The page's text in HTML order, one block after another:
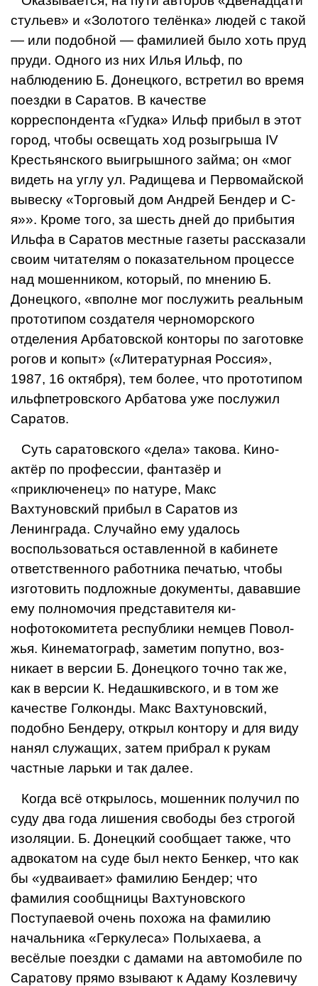
стульев» и «Золотого телёнка» людей с такой
— или подобной — фа­милией было хоть пруд
пруди. Одного из них Илья Ильф, по
наблюдению Б. Донецкого, встретил во время
поездки в Саратов. В качестве
корреспондента «Гудка» Ильф прибыл в этот
город, чтобы освещать ход розыгрыша IV
Крестьянского выигрышного займа; он «мог
видеть на углу ул. Радищева и Первомайской
вывеску «Торго­вый дом Андрей Бендер и С-
я»». Кроме того, за шесть дней до прибытия
Ильфа в Саратов местные газеты рассказали
сво­им читателям о показательном процессе
над мошенником, который, по мнению Б.
Донецкого, «вполне мог послужить реаль­ным
прототипом создателя черноморско­го
отделения Арбатовской конторы по за­готовке
рогов и копыт» («Литературная Россия»,
1987, 16 октября), тем более, что прототипом
ильфпетровского Арбато­ва уже послужил
Саратов.
Суть саратовского «дела» такова. Кино­
актёр по профессии, фантазёр и
«приключенец» по натуре, Макс
Вахтуновский прибыл в Саратов из
Ленинграда. Случайно ему удалось
воспользоваться оставленной в ка­бинете
ответственного работника печатью, чтобы
изготовить подложные документы, да­вавшие
ему полномочия представителя ки­
нофотокомитета республики немцев Повол­
жья. Кинематограф, заметим попутно, воз­
никает в версии Б. Донецкого точно так же,
как в версии К. Недашкивского, и в том же
качестве Голконды. Макс Вахтуновский,
подобно Бендеру, открыл контору и для виду
нанял служащих, затем прибрал к ру­кам
частные ларьки и так далее.
Когда всё открылось, мошенник полу­чил по
суду два года лишения свободы без строгой
изоляции. Б. Донецкий сообщает также, что
адвокатом на суде был некто Бенкер, что как
бы «удваивает» фамилию Бендер; что
фамилия сообщницы Вахтуновского
Поступаевой очень похожа на фа­милию
начальника «Геркулеса» Полыхаева, а
весёлые поездки с дамами на авто­мобиле по
Саратову прямо взывают к Ада­му Козлевичу